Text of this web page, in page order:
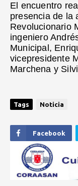
El encuentro
presencia de la
Revolucionario
ingeniero
Municipal,
vicepresidente
Marchena y
Tags Noticia
Facebook